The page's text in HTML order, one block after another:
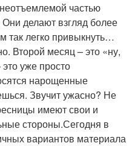
частью
делают взгляд более
так легко привыкнуть…
Второй месяц – это «ну,
уже просто
нарощенные
Звучит ужасно? Не
имеют свои и
стороны.Сегодня в
вариантов материала